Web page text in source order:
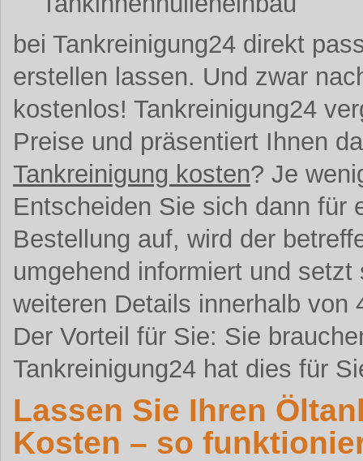
bei Tankreinigung24 direkt
erstellen lassen. Und zwar
kostenlos! Tankreinigung24
Preise und präsentiert Ihnen
Tankreinigung kosten? Je
Entscheiden Sie sich dann für
Bestellung auf, wird der
umgehend informiert und
weiteren Details innerhalb von
Der Vorteil für Sie: Sie
Tankreinigung24 hat dies für
Lassen Sie Ihren
Kosten – so